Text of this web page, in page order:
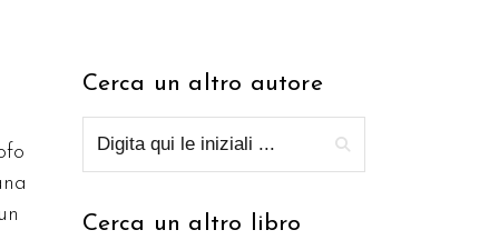
Cerca un altro autore
Cerca un altro libro